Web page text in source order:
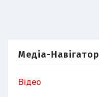
Медіа-Навігатор
Відео